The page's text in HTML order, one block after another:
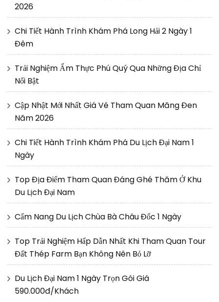
2026
Chi Tiết Hành Trình Khám Phá Long Hải 2 Ngày 1
Đêm
Trải Nghiệm Ẩm Thực Phú Quý Qua Những Địa Chỉ
Nổi Bật
Cập Nhật Mới Nhất Giá Vé Tham Quan Măng Đen
Năm 2026
Chi Tiết Hành Trình Khám Phá Du Lịch Đại Nam 1
Ngày
Top Địa Điểm Tham Quan Đáng Ghé Thăm Ở Khu
Du Lịch Đại Nam
Cẩm Nang Du Lịch Chùa Bà Châu Đốc 1 Ngày
Top Trải Nghiệm Hấp Dẫn Nhất Khi Tham Quan Tour
Đất Thép Farm Bạn Không Nên Bỏ Lỡ
Du Lịch Đại Nam 1 Ngày Trọn Gói Giá
590.000đ/Khách